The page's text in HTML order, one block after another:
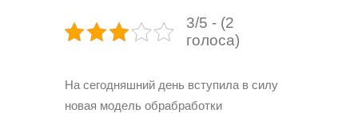
3/5 - (2
голоса)
На сегодняшний день вступила в силу
новая модель обрабработки